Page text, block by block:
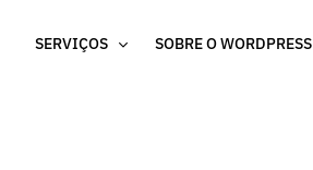
SERVIÇOS SOBRE O WORDPRESS